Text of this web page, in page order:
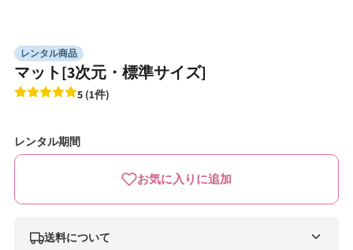
ダ
ル
で
メ
(1)
を
レンタル商品
マット[3次元・標準サイズ]
5 (1件)
レンタル期間
お気に入りに追加
送料について